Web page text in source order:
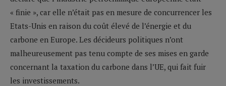
« finie », car elle n’était pas en mesure de concurrencer les
Etats-Unis en raison du coût élevé de l’énergie et du
carbone en Europe. Les décideurs politiques n’ont
malheureusement pas tenu compte de ses mises en garde
concernant la taxation du carbone dans l’UE, qui fait fuir
les investissements.